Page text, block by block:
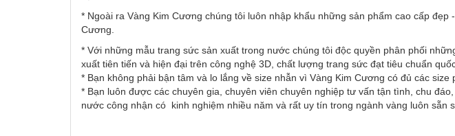
* Ngoài ra Vàng Kim Cương chúng tôi luôn nhập khẩu những sản phẩm cao cấp
Cương.
* Với những mẫu trang sức sản xuất trong nước chúng tôi độc quyền phân phối
xuất tiên tiến và hiện đại trên công nghệ 3D, chất lượng trang sức đạt tiêu chuẩn
* Bạn không phải bận tâm và lo lắng về size nhẫn vì Vàng Kim Cương có đủ các size
* Bạn luôn được các chuyên gia, chuyên viên chuyên nghiệp tư vấn tận tình, chu
nước công nhận có kinh nghiệm nhiều năm và rất uy tín trong ngành vàng luôn sẵn